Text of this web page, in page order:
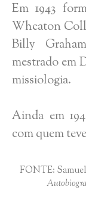
Em 1943
Wheaton
Billy
mestrado em
missiologia.
Ainda em
com quem
FONTE: